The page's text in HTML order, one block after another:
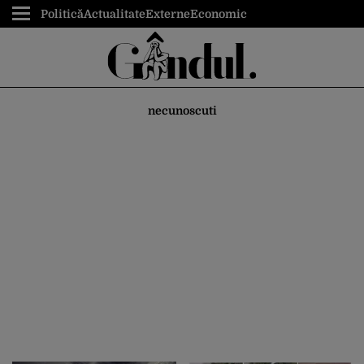
PoliticăActualitateExterneEconomic
necunoscuti